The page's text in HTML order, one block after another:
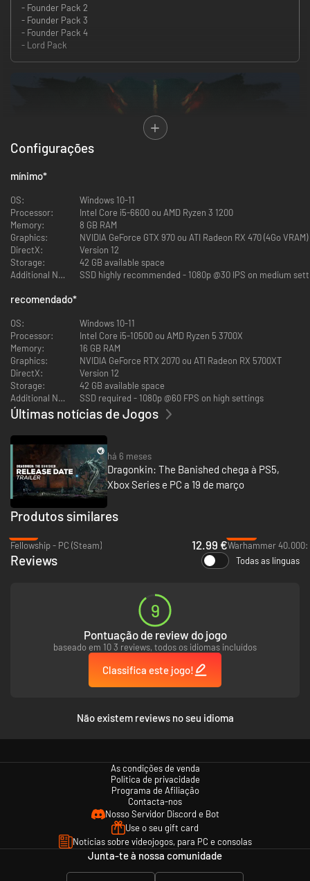
- Founder Pack 2
- Founder Pack 3
- Founder Pack 4
- Lord Pack
LIBERTE UM MUNDO DEVASTADO:
Em Dragonkin: The Banished, mergulhe em um mundo corrompido pelo
sangue dos dragões, onde criaturas malignas brotam das entranhas da
terra. Jogue como uma das classes de heróis lendários, movidos por uma
missão única: caçar e aniquilar as criaturas dracônicas. Cada batalha
dos Dragões.
JUNTE-SE À AVENTURA DRAGONKIN EM CO-OP
Viva a experiência de Dragonkin: The Banished com seus amigos no co-op
online para até 4 jogadores. Desde sua chegada à Cidade de Montescail
op. Junte-se a até 31 outros jogadores para evoluir a Cidade de
Montescail e liberar novos serviços para seus personagens.
Cada herói desenvolveu suas próprias habilidades e estilos de combate
para enfrentar os dragões. Conforme você avança, seu personagem,
itens, Wyrmling e Grade Ancestral evoluem.
A Rastreadora: A melhor caçadora do seu clã usa suas presas para
aprimorar suas habilidades e aperfeiçoar seu arsenal. Qualquer monstro
que escapar de suas flechas, lâminas ou armadilhas vai sucumbir aos
venenos que ela prepara.
O Bárbaro: Agora infundido com sangue de dragão — meio homem, meio
monstro — sua força sobrenatural e poderes de gelo, combinados com
Configurações
mínimo*
OS:
Windows 10-11
Processor:
Intel Core i5-6600 ou AMD Ryzen 3 1200
Memory:
8 GB RAM
Graphics:
NVIDIA GeForce GTX 970 ou ATI Radeon RX 470 (4Go VRAM)
DirectX:
Version 12
Storage:
42 GB available space
Additional Notes:
SSD highly recommended - 1080p @30 IPS on medium
recomendado*
OS:
Windows 10-11
Processor:
Intel Core i5-10500 ou AMD Ryzen 5 3700X
Memory:
16 GB RAM
Graphics:
NVIDIA GeForce RTX 2070 ou ATI Radeon RX 5700XT
DirectX:
Version 12
Storage:
42 GB available space
Additional Notes:
SSD required - 1080p @60 FPS on high settings
Últimas notícias de Jogos
há 6 meses
Dragonkin: The Banished chega à PS5,
Xbox Series e PC a 19 de março
Produtos similares
Fellowship - PC (Steam)
12.99 €
Reviews Todas as línguas
9
Pontuação de review do jogo
baseado em 10 3 reviews, todos os idiomas incluídos
Classifica este jogo!
Não existem reviews no seu idioma
As condições de venda
Política de privacidade
Programa de Afiliação
Contacta-nos
Nosso Servidor Discord e Bot
Use o seu gift card
Notícias sobre videojogos, para PC e consolas
Junta-te à nossa comunidade